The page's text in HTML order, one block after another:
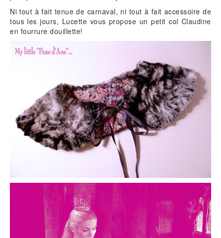
Ni tout à fait tenue de carnaval, ni tout à fait accessoire de
tous les jours, Lucette vous propose un petit col Claudine
en fourrure douillette!